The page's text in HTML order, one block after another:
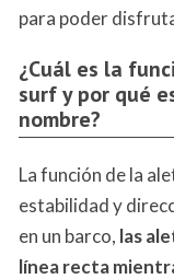
para poder
¿Cuál es la
surf y por qué
nombre?
La función de la
estabilidad y
en un barco, las
línea recta